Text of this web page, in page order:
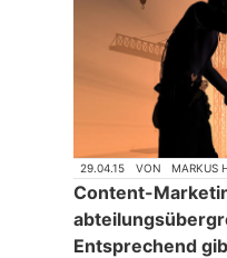
29.04.15 VON MARKUS
Content-
Entsprechend